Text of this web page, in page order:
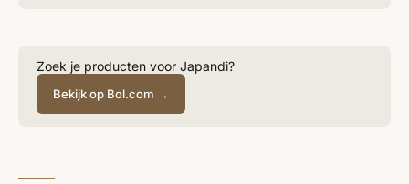
Zoek je producten voor Japandi?
Bekijk op Bol.com →